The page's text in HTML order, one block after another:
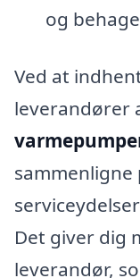
og
Ved at
leverandører
sammenligne
Det giver dig
leverandør,